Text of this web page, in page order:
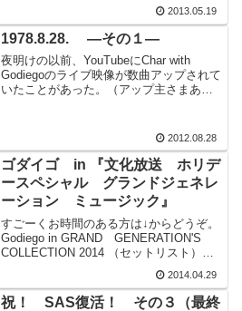
2013.05.19
1978.8.28. ―その１―
夜明けの以前、YouTubeにChar with
Godiegoのライブ映像が数曲アップされて
いたことがあった。（アップ主さまあり
模様。（かろうじて「Girl」は残って...
2012.08.28
ゴダイゴ in 『文化放送 ホリデ
ースペシャル グランドジェネレ
ーション ミュージック』
すごーくお時間のある方は↓からどうぞ。
Godiego in GRAND GENERATION'S
COLLECTION 2014 （セットリスト）
リデースペシャル グランドジェネレー
ション ミュージ...
2014.04.29
祝！ SAS復活！ その３（最終